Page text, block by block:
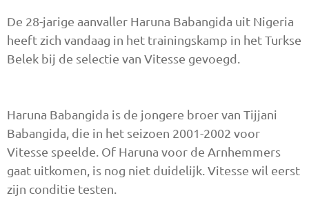
De 28-jarige aanvaller Haruna Babangida uit Nigeria
heeft zich vandaag in het trainingskamp in het Turkse
Belek bij de selectie van Vitesse gevoegd.
Haruna Babangida is de jongere broer van Tijjani
Babangida, die in het seizoen 2001-2002 voor
Vitesse speelde. Of Haruna voor de Arnhemmers
gaat uitkomen, is nog niet duidelijk. Vitesse wil eerst
zijn conditie testen.